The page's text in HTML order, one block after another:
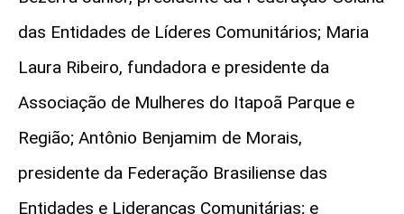
das Entidades de Líderes Comunitários; Maria
Laura Ribeiro, fundadora e presidente da
Associação de Mulheres do Itapoã Parque e
Região; Antônio Benjamim de Morais,
presidente da Federação Brasiliense das
Entidades e Lideranças Comunitárias; e